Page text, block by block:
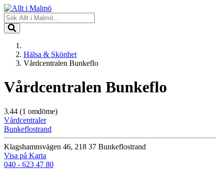
Hälsa & Skönhet
Vårdcentralen Bunkeflo
Vårdcentralen Bunkeflo
3.44 (1 omdöme)
Vårdcentraler
Bunkeflostrand
Klagshamnsvägen 46, 218 37 Bunkeflostrand
Visa på Karta
040 - 623 47 80